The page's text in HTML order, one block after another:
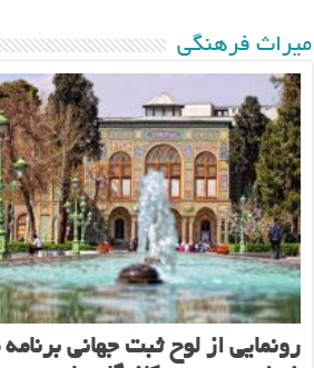
ميراث فرهنگی
رونمایی از لوح ثبت جهانی